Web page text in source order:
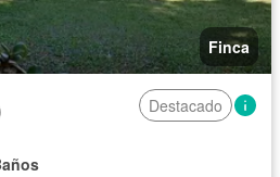
Finca
Destacado